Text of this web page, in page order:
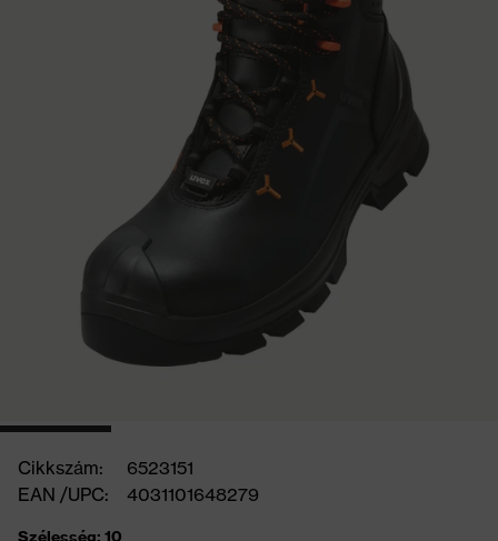
Cikkszám:
6523151
EAN /UPC:
4031101648279
Szélesség: 10